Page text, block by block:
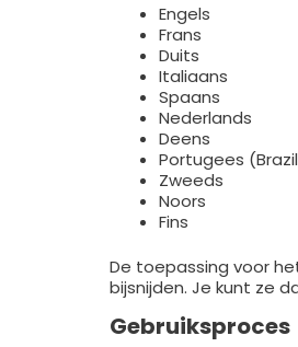
Engels
Frans
Duits
Italiaans
Spaans
Nederlands
Deens
Portugees
Zweeds
Noors
Fins
De toepassing voor
bijsnijden. Je kunt ze
Gebruiksproces